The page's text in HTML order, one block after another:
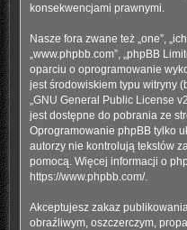
konsekwencjami prawnymi.
Nasze fora zwane też „one”,
„www.phpbb.com”, „phpBB
oparciu o oprogramowanie
jest środowiskiem typu witryny
GNU General Public License v2
jest dostępne do pobrania ze
Oprogramowanie phpBB tylko
autorzy nie kontrolują tekstów
pomocą. Więcej informacji o
https://www.phpbb.com/.
Akceptujesz zakaz
obraźliwym, oszczerczym,